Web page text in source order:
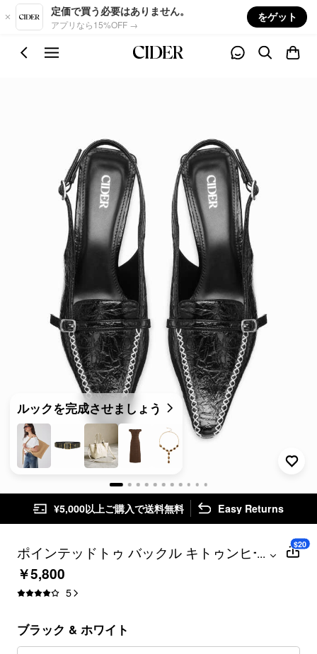
Skip to main content
定価で買う必要はありません。
アプリなら15%OFF →
をゲット
ルックを完成させましょう
¥5,000以上ご購入で送料無料 Easy Returns
ポインテッドトゥ バックル キトゥンヒー
ル
...
￥5,800
5
$20
ブラック & ホワイト